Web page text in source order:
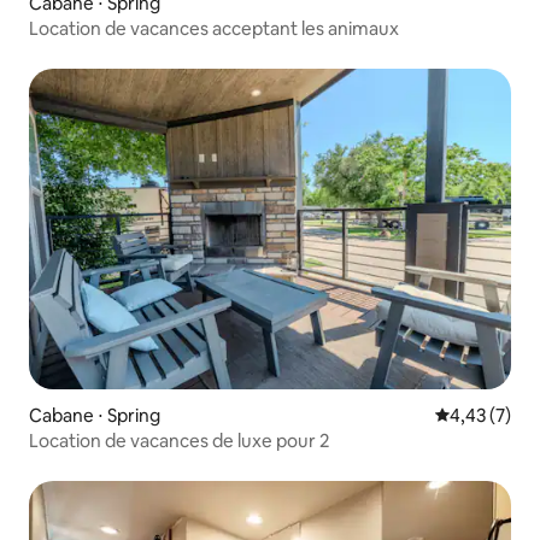
Location de vacances acceptant les animaux
Cabane ⋅ Spring Évaluation
4,43 (7)
Location de vacances de luxe pour 2